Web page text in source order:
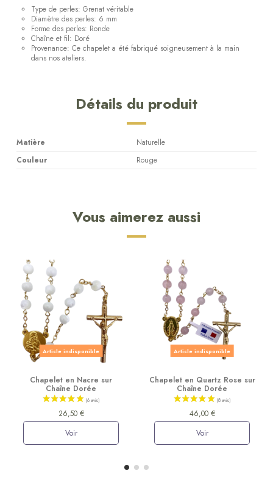
Type de perles: Grenat véritable
Diamètre des perles: 6 mm
Forme des perles: Ronde
Chaîne et fil: Doré
Provenance: Ce chapelet a été fabriqué soigneusement à la main
dans nos ateliers.
Détails du produit
Matière
Naturelle
Couleur
Rouge
Vous aimerez aussi
Article indisponible
Chapelet en Nacre sur
Chaîne Dorée
26,50 €
Voir
Article indisponible
Chapelet en Quartz Rose sur
Chaîne Dorée
46,00 €
Voir